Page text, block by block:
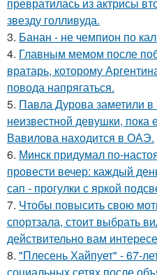
звезду голливуда.
3. Банан - не чемпион по
4. Главным мемом после
вратарь, которому
повода напрягаться.
5. Павла Дурова заметили
неизвестной девушки,
Вавилова находится в ОАЭ.
6. Минск придумал по-
провести вечер: каждый
сап - прогулки с яркой
7. Чтобы повысить свою
спортзала, стоит выбрать
действительно вам
8. "Плесень Хайпует" - 67-